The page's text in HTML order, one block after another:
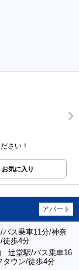
さい！
お気に入り
アパート
ス乗車11分/神奈
徒歩4分
辻堂駅/バス乗車16
タウン/徒歩4分